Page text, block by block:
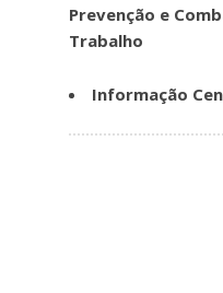
Prevenção e
Trabalho
Informação